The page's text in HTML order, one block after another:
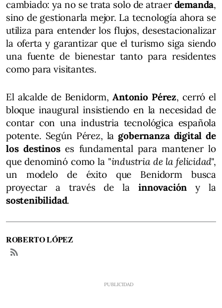
cambiado: ya no se trata solo de atraer demanda,
sino de gestionarla mejor. La tecnología ahora se
utiliza para entender los flujos, desestacionalizar
la oferta y garantizar que el turismo siga siendo
una fuente de bienestar tanto para residentes
como para visitantes.
El alcalde de Benidorm,Antonio Pérez, cerró el
bloque inaugural insistiendo en la necesidad de
contar con una industria tecnológica española
potente. Según Pérez, la gobernanza digital de
los destinoses fundamental para mantener lo
que denominó como la "industria de la felicidad",
un modelo de éxito que Benidorm busca
proyectar a través de lainnovacióny la
sostenibilidad.
ROBERTO LÓPEZ